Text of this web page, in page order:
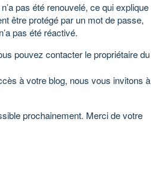
pas été renouvelé, ce qui explique
être protégé par un mot de passe,
pas été réactivé.
pouvez contacter le propriétaire du
à votre blog, nous vous invitons à
prochainement. Merci de votre